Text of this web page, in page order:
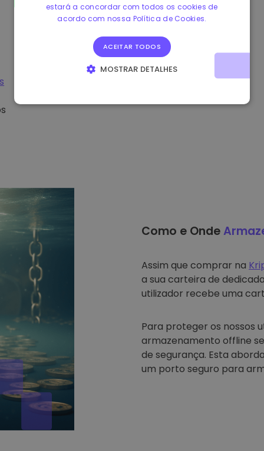
Como e Onde
Assim que comprar na
a sua carteira de
utilizador recebe uma
Para proteger os nossos
armazenamento offline
de segurança. Esta
um porto seguro para
estará a concordar com todos os cookies de
acordo com nossa Política de Cookies.
ACEITAR TODOS
MOSTRAR DETALHES